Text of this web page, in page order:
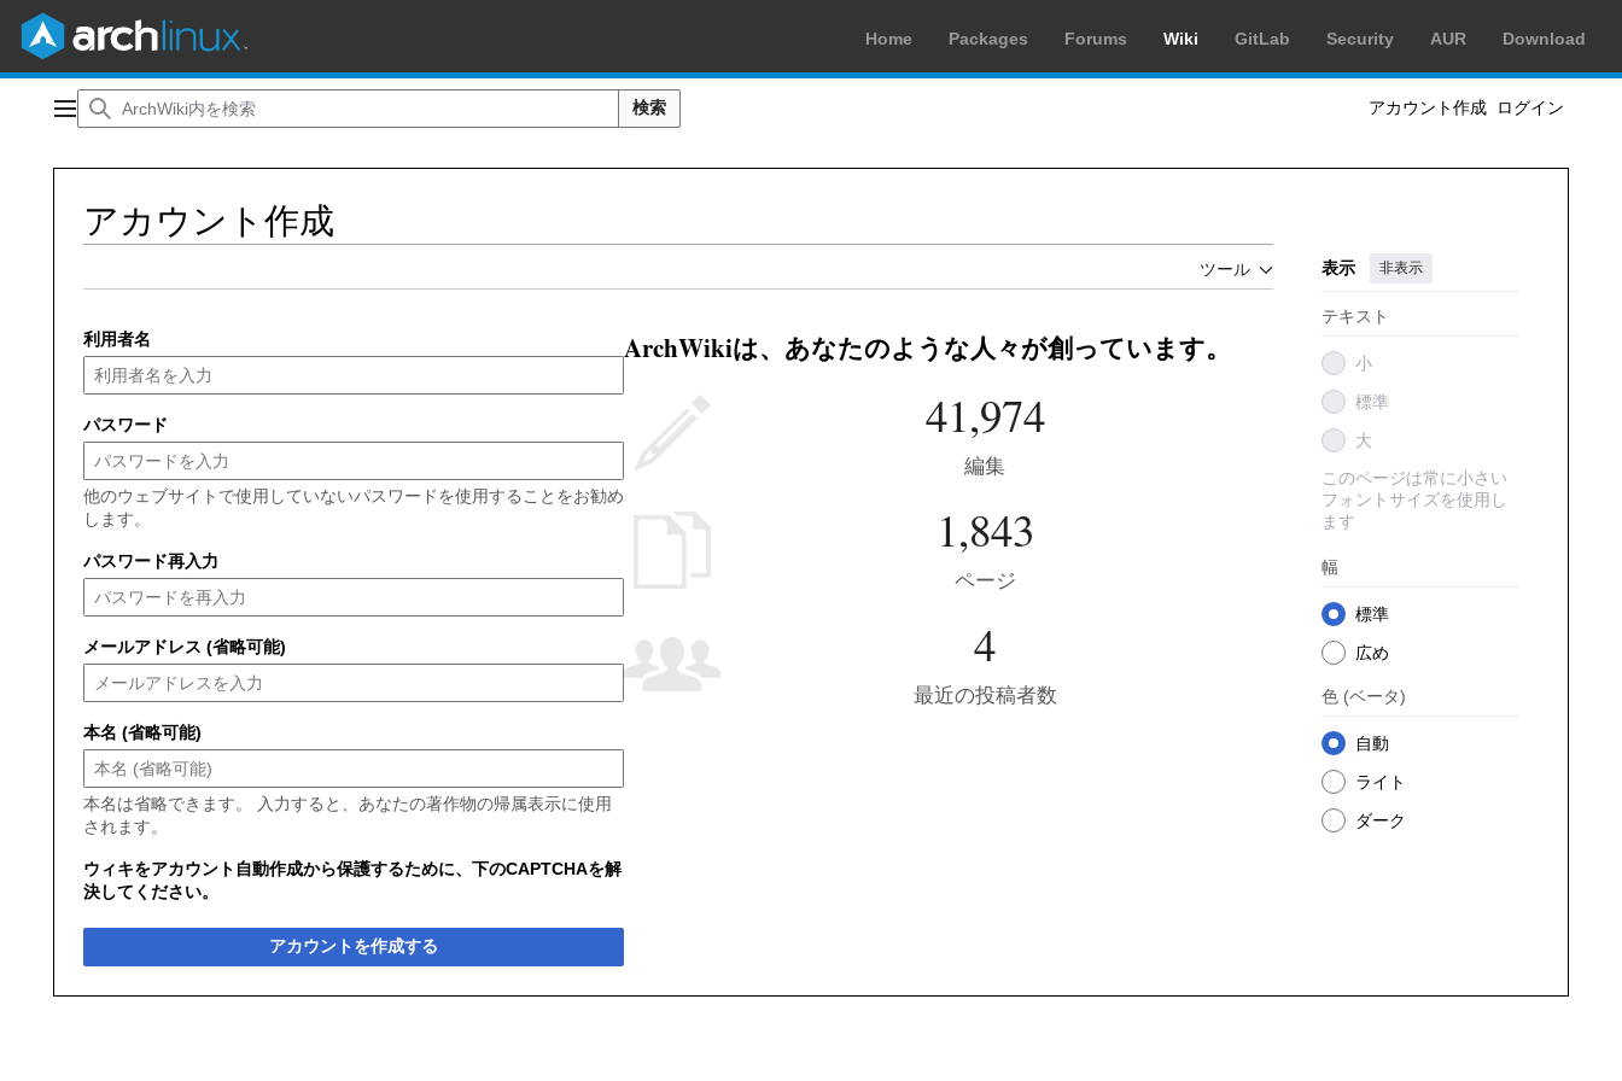
Home Packages Forums Wiki GitLab Security AUR Download
メインメニュー 検索 アカウント作成 ログイン
アカウント作成
ツール 表示 非表示
テキスト
小
標準
大
このページは常に小さい
フォントサイズを使用し
ます
幅
標準
広め
色 (ベータ)
自動
ライト
ダーク
利用者名
パスワード
他のウェブサイトで使用していないパスワードを使用することをお勧め
します。
パスワード再入力
メールアドレス (省略可能)
本名 (省略可能)
本名は省略できます。 入力すると、あなたの著作物の帰属表示に使用
されます。
ウィキをアカウント自動作成から保護するために、下のCAPTCHAを解
決してください。
アカウントを作成する
ArchWikiは、あなたのような人々が創っています。
41,974
編集
1,843
ページ
4
最近の投稿者数